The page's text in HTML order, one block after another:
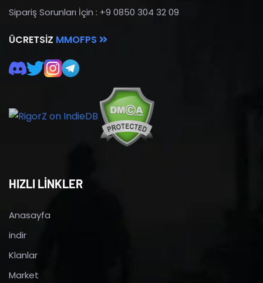
Sipariş Sorunları İçin : +9 0850 304 32 09
ÜCRETSIZ MMOFPS
HIZLI LİNKLER
Anasayfa
indir
Klanlar
Market